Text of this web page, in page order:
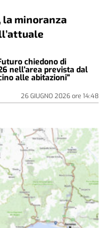
la minoranza
chiedono di
nell'area prevista dal
alle abitazioni"
26 GIUGNO 2026ore 14:48